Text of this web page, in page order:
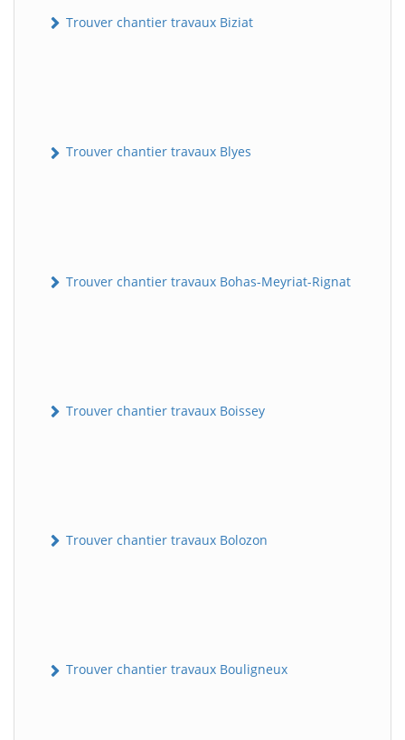
Trouver chantier travaux Biziat
Trouver chantier travaux Blyes
Trouver chantier travaux Bohas-Meyriat-Rignat
Trouver chantier travaux Boissey
Trouver chantier travaux Bolozon
Trouver chantier travaux Bouligneux